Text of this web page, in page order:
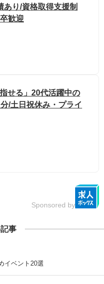
あり/資格取得支援制
歓迎
せる」20代活躍中の
/土日祝休み・プライ
Sponsored by
事
イベント20選